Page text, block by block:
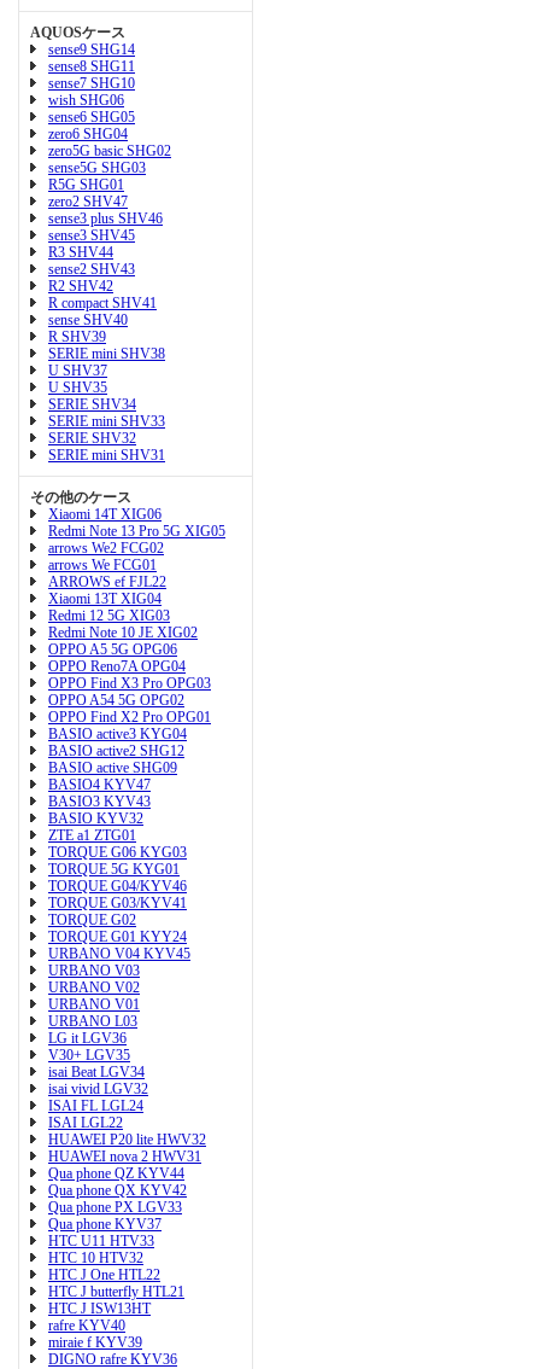
AQUOSケース
sense9 SHG14
sense8 SHG11
sense7 SHG10
wish SHG06
sense6 SHG05
zero6 SHG04
zero5G basic SHG02
sense5G SHG03
R5G SHG01
zero2 SHV47
sense3 plus SHV46
sense3 SHV45
R3 SHV44
sense2 SHV43
R2 SHV42
R compact SHV41
sense SHV40
R SHV39
SERIE mini SHV38
U SHV37
U SHV35
SERIE SHV34
SERIE mini SHV33
SERIE SHV32
SERIE mini SHV31
その他のケース
Xiaomi 14T XIG06
Redmi Note 13 Pro 5G XIG05
arrows We2 FCG02
arrows We FCG01
ARROWS ef FJL22
Xiaomi 13T XIG04
Redmi 12 5G XIG03
Redmi Note 10 JE XIG02
OPPO A5 5G OPG06
OPPO Reno7A OPG04
OPPO Find X3 Pro OPG03
OPPO A54 5G OPG02
OPPO Find X2 Pro OPG01
BASIO active3 KYG04
BASIO active2 SHG12
BASIO active SHG09
BASIO4 KYV47
BASIO3 KYV43
BASIO KYV32
ZTE a1 ZTG01
TORQUE G06 KYG03
TORQUE 5G KYG01
TORQUE G04/KYV46
TORQUE G03/KYV41
TORQUE G02
TORQUE G01 KYY24
URBANO V04 KYV45
URBANO V03
URBANO V02
URBANO V01
URBANO L03
LG it LGV36
V30+ LGV35
isai Beat LGV34
isai vivid LGV32
ISAI FL LGL24
ISAI LGL22
HUAWEI P20 lite HWV32
HUAWEI nova 2 HWV31
Qua phone QZ KYV44
Qua phone QX KYV42
Qua phone PX LGV33
Qua phone KYV37
HTC U11 HTV33
HTC 10 HTV32
HTC J One HTL22
HTC J butterfly HTL21
HTC J ISW13HT
rafre KYV40
miraie f KYV39
DIGNO rafre KYV36